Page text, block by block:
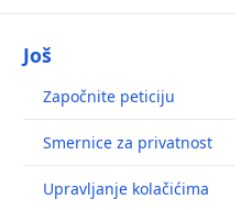
Još
Započnite peticiju
Smernice za privatnost
Upravljanje kolačićima